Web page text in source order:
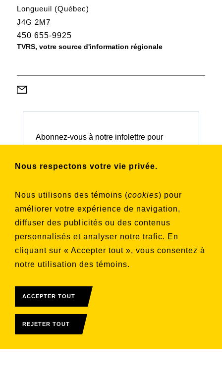
Nous respectons votre vie privée.
Nous utilisons des témoins (cookies) pour
améliorer votre expérience de navigation,
diffuser des publicités ou des contenus
personnalisés et analyser notre trafic. En
cliquant sur « Accepter tout », vous consentez à
notre utilisation des témoins.
ACCEPTER TOUT
REJETER TOUT
Longueuil (Québec)
J4G 2M7
450 655-9925
TVRS, votre source d'information régionale
Abonnez-vous à notre infolettre pour
souhaitez vous inscrire
Aucune liste sélectionnée
S'INSCRIRE